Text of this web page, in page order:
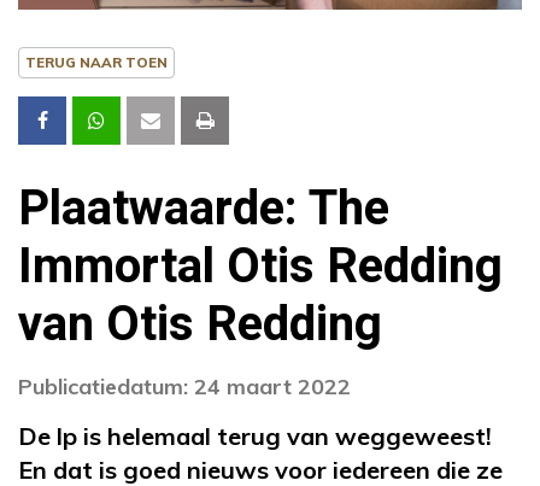
TERUG NAAR TOEN
Plaatwaarde: The
Immortal Otis Redding
van Otis Redding
Publicatiedatum: 24 maart 2022
De lp is helemaal terug van weggeweest!
En dat is goed nieuws voor iedereen die ze